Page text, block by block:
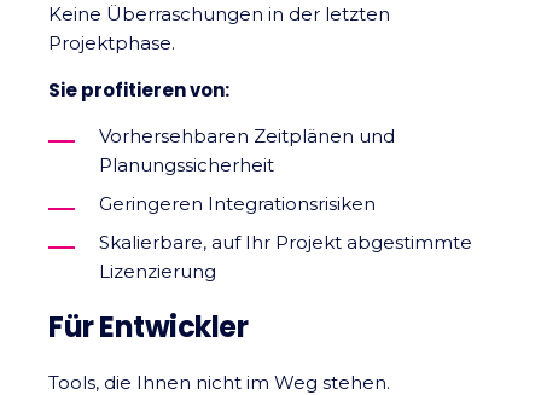
Keine Überraschungen in der letzten
Projektphase.
Sie profitieren von:
Vorhersehbaren Zeitplänen und
Planungssicherheit
Geringeren Integrationsrisiken
Skalierbare, auf Ihr Projekt abgestimmte
Lizenzierung
Für Entwickler
Tools, die Ihnen nicht im Weg stehen.